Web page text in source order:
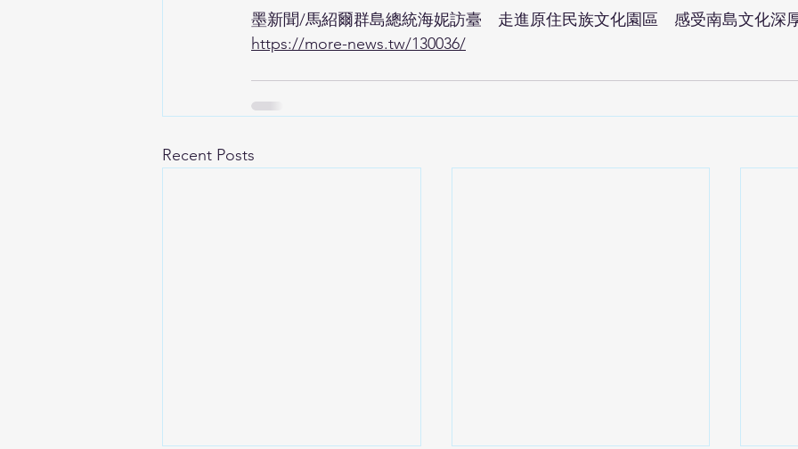
墨新聞/馬紹爾群島總統海妮訪臺　走進原住民族文化園區　感受南島文化深
https://more-news.tw/130036/
Recent Posts